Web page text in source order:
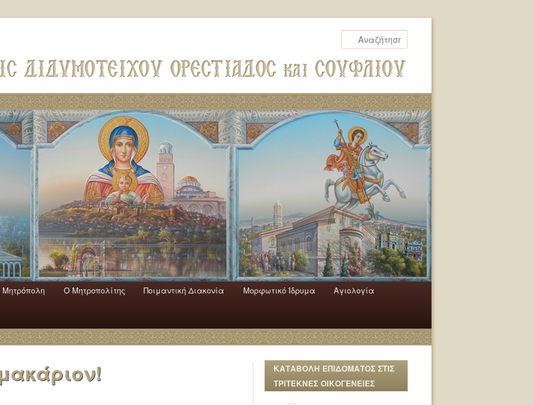
Mητρόπολη Ο Mητροπολίτης Ποιμαντική Διακονία Μορφωτικό Ίδρυμα Αγιολογία
ΚΑΤΑΒΟΛΗ ΕΠΙΔΟΜΑΤΟΣ ΣΤΙΣ
ΤΡΙΤΕΚΝΕΣ ΟΙΚΟΓΕΝΕΙΕΣ